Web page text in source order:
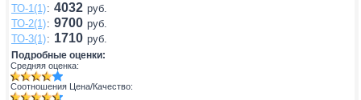
ТО-1(1): 4032 руб.
ТО-2(1): 9700 руб.
ТО-3(1): 1710 руб.
Подробные оценки:
Средняя оценка:
Соотношения Цена/Качество: